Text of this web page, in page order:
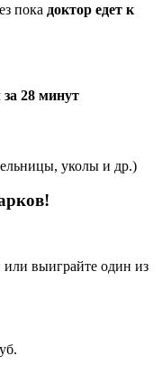
пока доктор едет к
за 28 минут
уколы и др.)
выиграйте один из